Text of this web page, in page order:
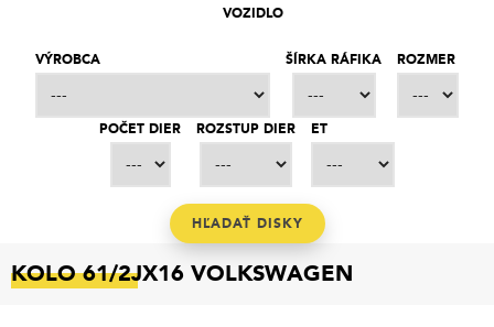
KONTAKT
VOZIDLO
VÝROBCA ŠÍRKA RÁFIKA ROZMER
POČET DIER ROZSTUP DIER ET
KOLO 61/2JX16 VOLKSWAGEN